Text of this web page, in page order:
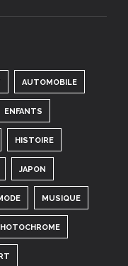
AUTOMOBILE
ENFANTS
HISTOIRE
JAPON
MUSIQUE